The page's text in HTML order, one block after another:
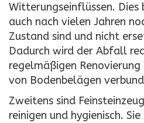
Witterungseinflüssen. Dies
auch nach vielen Jahren
Zustand sind und nicht
Dadurch wird der Abfall
regelmäßigen
von Bodenbelägen
Zweitens sind
reinigen und hygienisch.